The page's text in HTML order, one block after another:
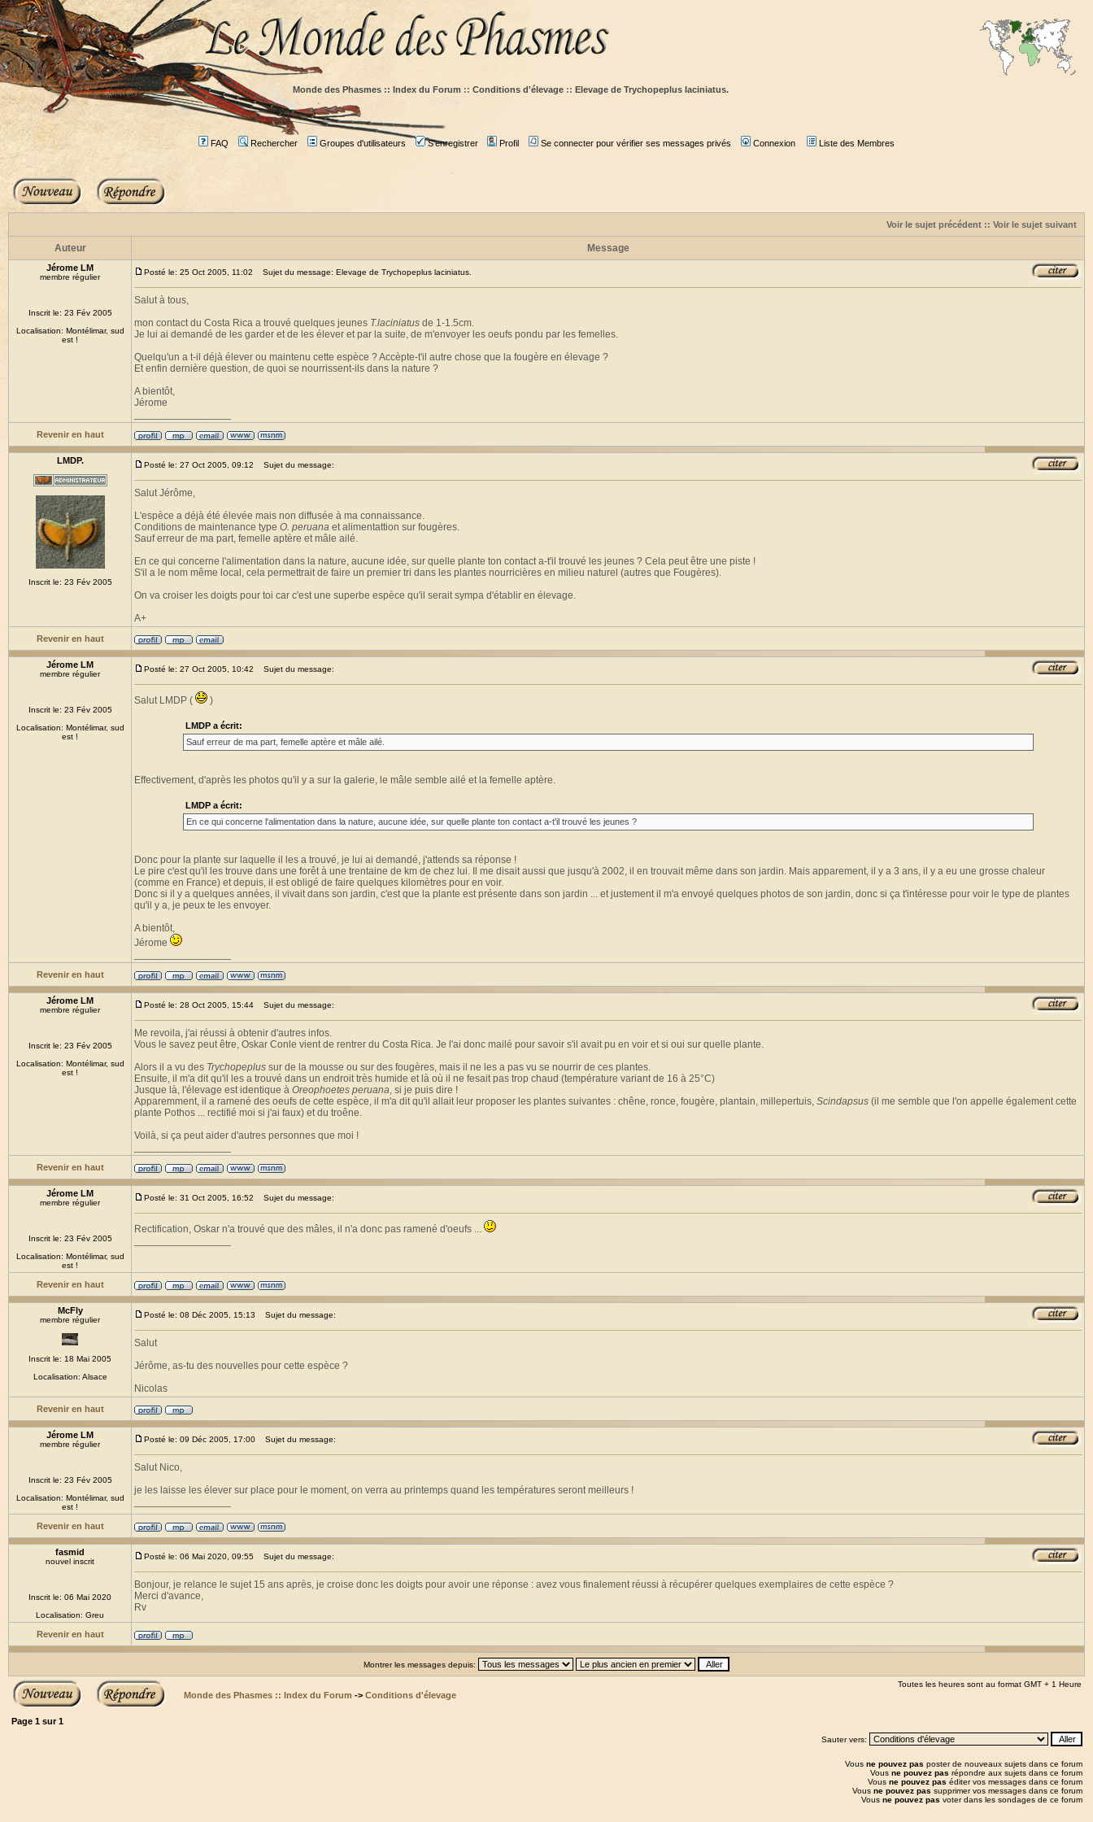
Monde des Phasmes :: Index du Forum :: Conditions d'élevage :: Elevage de Trychopeplus laciniatus.
FAQ Rechercher Groupes d'utilisateurs S'enregistrer Profil Se connecter pour vérifier ses messages privés Connexion Liste des Membres
Voir le sujet précédent :: Voir le sujet suivant
Auteur Message
Jérome LM
membre régulier
Inscrit le: 23 Fév 2005
Localisation: Montélimar, sud
est !
Posté le: 25 Oct 2005, 11:02 Sujet du message: Elevage de Trychopeplus laciniatus.
Salut à tous,
mon contact du Costa Rica a trouvé quelques jeunes T.laciniatus de 1-1.5cm.
Je lui ai demandé de les garder et de les élever et par la suite, de m'envoyer les oeufs pondu par les femelles.
Quelqu'un a t-il déjà élever ou maintenu cette espèce ? Accèpte-t'il autre chose que la fougère en élevage ?
Et enfin dernière question, de quoi se nourrissent-ils dans la nature ?
A bientôt,
Jérome
Revenir en haut
LMDP.
Inscrit le: 23 Fév 2005
Posté le: 27 Oct 2005, 09:12 Sujet du message:
Salut Jérôme,
L'espèce a déjà été élevée mais non diffusée à ma connaissance.
Conditions de maintenance type O. peruana et alimentattion sur fougères.
Sauf erreur de ma part, femelle aptère et mâle ailé.
En ce qui concerne l'alimentation dans la nature, aucune idée, sur quelle plante ton contact a-t'il trouvé les jeunes ? Cela peut être une piste !
S'il a le nom même local, cela permettrait de faire un premier tri dans les plantes nourricières en milieu naturel (autres que Fougères).
On va croiser les doigts pour toi car c'est une superbe espèce qu'il serait sympa d'établir en élevage.
A+
Revenir en haut
Jérome LM
membre régulier
Inscrit le: 23 Fév 2005
Localisation: Montélimar, sud
est !
Posté le: 27 Oct 2005, 10:42 Sujet du message:
Salut LMDP ( )
LMDP a écrit:
Sauf erreur de ma part, femelle aptère et mâle ailé.
Effectivement, d'après les photos qu'il y a sur la galerie, le mâle semble ailé et la femelle aptère.
LMDP a écrit:
En ce qui concerne l'alimentation dans la nature, aucune idée, sur quelle plante ton contact a-t'il trouvé les jeunes ?
Donc pour la plante sur laquelle il les a trouvé, je lui ai demandé, j'attends sa réponse !
Le pire c'est qu'il les trouve dans une forêt à une trentaine de km de chez lui. Il me disait aussi que jusqu'à 2002, il en trouvait même dans son jardin. Mais apparement, il y a 3 ans, il y a eu une grosse chaleur
(comme en France) et depuis, il est obligé de faire quelques kilomètres pour en voir.
Donc si il y a quelques années, il vivait dans son jardin, c'est que la plante est présente dans son jardin ... et justement il m'a envoyé quelques photos de son jardin, donc si ça t'intéresse pour voir le type de plantes
qu'il y a, je peux te les envoyer.
A bientôt,
Jérome
Revenir en haut
Jérome LM
membre régulier
Inscrit le: 23 Fév 2005
Localisation: Montélimar, sud
est !
Posté le: 28 Oct 2005, 15:44 Sujet du message:
Me revoila, j'ai réussi à obtenir d'autres infos.
Vous le savez peut être, Oskar Conle vient de rentrer du Costa Rica. Je l'ai donc mailé pour savoir s'il avait pu en voir et si oui sur quelle plante.
Alors il a vu des Trychopeplus sur de la mousse ou sur des fougères, mais il ne les a pas vu se nourrir de ces plantes.
Ensuite, il m'a dit qu'il les a trouvé dans un endroit très humide et là où il ne fesait pas trop chaud (température variant de 16 à 25°C)
Jusque là, l'élevage est identique à Oreophoetes peruana, si je puis dire !
Apparemment, il a ramené des oeufs de cette espèce, il m'a dit qu'il allait leur proposer les plantes suivantes : chêne, ronce, fougère, plantain, millepertuis, Scindapsus (il me semble que l'on appelle également cette
plante Pothos ... rectifié moi si j'ai faux) et du troêne.
Voilà, si ça peut aider d'autres personnes que moi !
Revenir en haut
Jérome LM
membre régulier
Inscrit le: 23 Fév 2005
Localisation: Montélimar, sud
est !
Posté le: 31 Oct 2005, 16:52 Sujet du message:
Rectification, Oskar n'a trouvé que des mâles, il n'a donc pas ramené d'oeufs ...
Revenir en haut
McFly
membre régulier
Inscrit le: 18 Mai 2005
Localisation: Alsace
Posté le: 08 Déc 2005, 15:13 Sujet du message:
Salut
Jérôme, as-tu des nouvelles pour cette espèce ?
Nicolas
Revenir en haut
Jérome LM
membre régulier
Inscrit le: 23 Fév 2005
Localisation: Montélimar, sud
est !
Posté le: 09 Déc 2005, 17:00 Sujet du message:
Salut Nico,
je les laisse les élever sur place pour le moment, on verra au printemps quand les températures seront meilleurs !
Revenir en haut
fasmid
nouvel inscrit
Inscrit le: 06 Mai 2020
Localisation: Greu
Posté le: 06 Mai 2020, 09:55 Sujet du message:
Bonjour, je relance le sujet 15 ans après, je croise donc les doigts pour avoir une réponse : avez vous finalement réussi à récupérer quelques exemplaires de cette espèce ?
Merci d'avance,
Rv
Revenir en haut
Montrer les messages depuis:
Monde des Phasmes :: Index du Forum -> Conditions d'élevage
Toutes les heures sont au format GMT + 1 Heure
Page 1 sur1
Sauter vers:
Vous ne pouvez pas poster de nouveaux sujets dans ce forum
Vous ne pouvez pas répondre aux sujets dans ce forum
Vous ne pouvez pas éditer vos messages dans ce forum
Vous ne pouvez pas supprimer vos messages dans ce forum
Vous ne pouvez pas voter dans les sondages de ce forum